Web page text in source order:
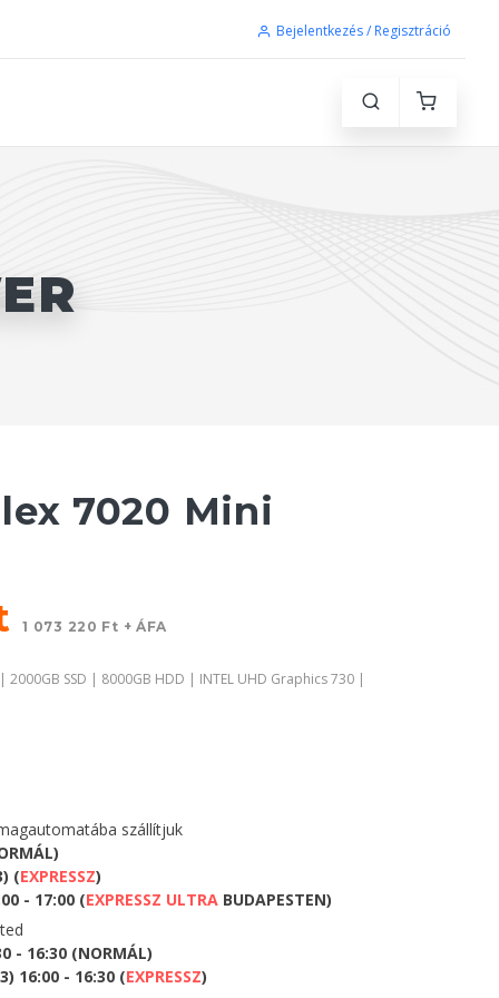
Bejelentkezés / Regisztráció
7020 Mini
1 073 220 Ft + ÁFA
SSD | 8000GB HDD | INTEL UHD Graphics 730 |
szállítjuk
(EXPRESSZ)
- 17:00 (EXPRESSZ ULTRA BUDAPESTEN)
- 16:30 (NORMÁL)
16:00 - 16:30 (EXPRESSZ)